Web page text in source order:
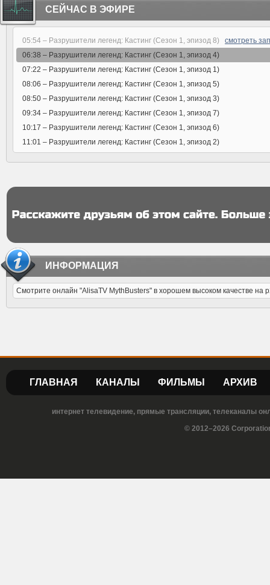
СЕЙЧАС В ЭФИРЕ
05:54 – Разрушители легенд: Кастинг (Сезон 1, эпизод 8) смотреть
06:38 – Разрушители легенд: Кастинг (Сезон 1, эпизод 4)
07:22 – Разрушители легенд: Кастинг (Сезон 1, эпизод 1)
08:06 – Разрушители легенд: Кастинг (Сезон 1, эпизод 5)
08:50 – Разрушители легенд: Кастинг (Сезон 1, эпизод 3)
09:34 – Разрушители легенд: Кастинг (Сезон 1, эпизод 7)
10:17 – Разрушители легенд: Кастинг (Сезон 1, эпизод 6)
11:01 – Разрушители легенд: Кастинг (Сезон 1, эпизод 2)
ИНФОРМАЦИЯ
Смотрите онлайн "AlisaTV MythBusters" в хорошем высоком качестве на
ГЛАВНАЯ КАНАЛЫ ФИЛЬМЫ АРХИВ
интернет телевидение, прямые трансляции, телеканалы
© 2012–2026